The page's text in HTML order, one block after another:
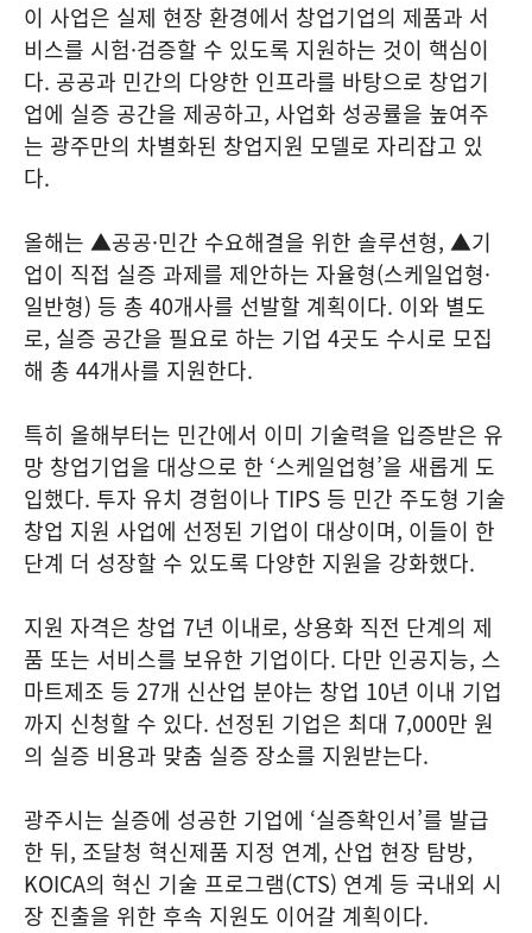
이 사업은 실제 현장 환경에서 창업기업의 제품과 서
비스를 시험·검증할 수 있도록 지원하는 것이 핵심이
다. 공공과 민간의 다양한 인프라를 바탕으로 창업기
업에 실증 공간을 제공하고, 사업화 성공률을 높여주
는 광주만의 차별화된 창업지원 모델로 자리잡고 있
다.
올해는 ▲공공·민간 수요해결을 위한 솔루션형, ▲기
업이 직접 실증 과제를 제안하는 자율형(스케일업형·
일반형) 등 총 40개사를 선발할 계획이다. 이와 별도
로, 실증 공간을 필요로 하는 기업 4곳도 수시로 모집
해 총 44개사를 지원한다.
특히 올해부터는 민간에서 이미 기술력을 입증받은 유
망 창업기업을 대상으로 한 ‘스케일업형’을 새롭게 도
입했다. 투자 유치 경험이나 TIPS 등 민간 주도형 기술
창업 지원 사업에 선정된 기업이 대상이며, 이들이 한
단계 더 성장할 수 있도록 다양한 지원을 강화했다.
지원 자격은 창업 7년 이내로, 상용화 직전 단계의 제
품 또는 서비스를 보유한 기업이다. 다만 인공지능, 스
마트제조 등 27개 신산업 분야는 창업 10년 이내 기업
까지 신청할 수 있다. 선정된 기업은 최대 7,000만 원
의 실증 비용과 맞춤 실증 장소를 지원받는다.
광주시는 실증에 성공한 기업에 ‘실증확인서’를 발급
한 뒤, 조달청 혁신제품 지정 연계, 산업 현장 탐방,
KOICA의 혁신 기술 프로그램(CTS) 연계 등 국내외 시
장 진출을 위한 후속 지원도 이어갈 계획이다.